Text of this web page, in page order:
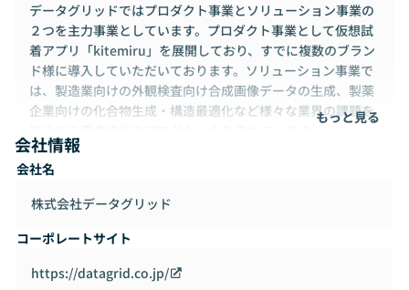
データグリッドではプロダクト事業とソリューション事業の
２つを主力事業としています。プロダクト事業として仮想試
着アプリ「kitemiru」を展開しており、すでに複数のブラン
ド様に導入していただいております。ソリューション事業で
は、製造業向けの外観検査向け合成画像データの生成、製薬
企業向けの化合物生成・構造最適化など様々な業界の課題を
もっと見る
会社情報
会社名
株式会社データグリッド
コーポレートサイト
https://datagrid.co.jp/